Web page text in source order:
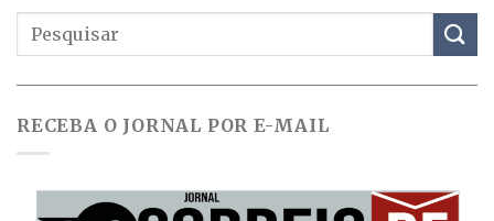
RECEBA O JORNAL POR E-MAIL